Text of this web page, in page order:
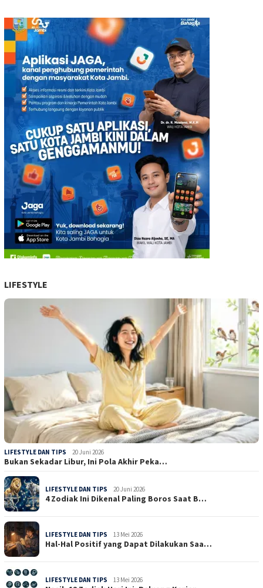
LIFESTYLE
LIFESTYLE DAN TIPS 20 Juni 2026
Bukan Sekadar Libur, Ini Pola Akhir Peka…
LIFESTYLE DAN TIPS 20 Juni 2026
4 Zodiak Ini Dikenal Paling Boros Saat B…
LIFESTYLE DAN TIPS 13 Mei 2026
Hal-Hal Positif yang Dapat Dilakukan Saa…
LIFESTYLE DAN TIPS 13 Mei 2026